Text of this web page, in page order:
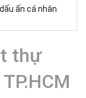
ấn cá nhân
thự